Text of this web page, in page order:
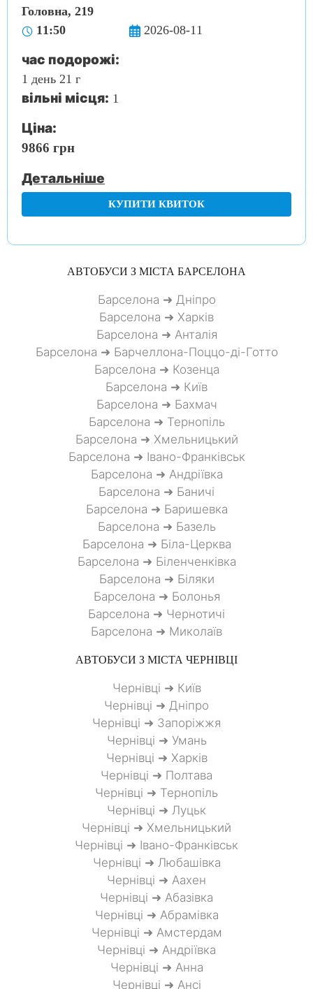
Головна, 219
11:50
2026-08-11
час подорожі:
1 день 21 г
вільні місця: 1
Ціна:
9866 грн
Детальніше
КУПИТИ КВИТОК
АВТОБУСИ З МІСТА БАРСЕЛОНА
Барселона ➜ Дніпро
Барселона ➜ Харків
Барселона ➜ Анталія
Барселона ➜ Барчеллона-Поццо-ді-Готто
Барселона ➜ Козенца
Барселона ➜ Київ
Барселона ➜ Бахмач
Барселона ➜ Тернопіль
Барселона ➜ Хмельницький
Барселона ➜ Івано-Франківськ
Барселона ➜ Андріївка
Барселона ➜ Баничі
Барселона ➜ Баришевка
Барселона ➜ Базель
Барселона ➜ Біла-Церква
Барселона ➜ Біленченківка
Барселона ➜ Біляки
Барселона ➜ Болонья
Барселона ➜ Чернотичі
Барселона ➜ Миколаїв
АВТОБУСИ З МІСТА ЧЕРНІВЦІ
Чернівці ➜ Київ
Чернівці ➜ Дніпро
Чернівці ➜ Запоріжжя
Чернівці ➜ Умань
Чернівці ➜ Харків
Чернівці ➜ Полтава
Чернівці ➜ Тернопіль
Чернівці ➜ Луцьк
Чернівці ➜ Хмельницький
Чернівці ➜ Івано-Франківськ
Чернівці ➜ Любашівка
Чернівці ➜ Аахен
Чернівці ➜ Абазівка
Чернівці ➜ Абрамівка
Чернівці ➜ Амстердам
Чернівці ➜ Андріївка
Чернівці ➜ Анна
Чернівці ➜ Ансі